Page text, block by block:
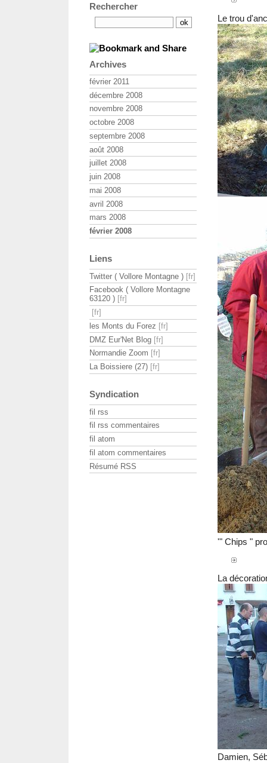
Le trou
'" Chips "
La
Damien,
Rechercher
Archives
février 2011
décembre 2008
novembre 2008
octobre 2008
septembre 2008
août 2008
juillet 2008
juin 2008
mai 2008
avril 2008
mars 2008
février 2008
Liens
Twitter ( Vollore Montagne )
Facebook ( Vollore Montagne
63120 )
les Monts du Forez
DMZ Eur'Net Blog
Normandie Zoom
La Boissiere (27)
Syndication
fil rss
fil rss commentaires
fil atom
fil atom commentaires
Résumé RSS